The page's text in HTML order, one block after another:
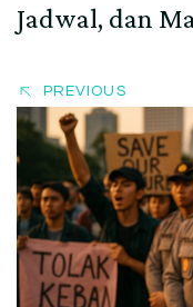
Jadwal, dan
PREVIOUS